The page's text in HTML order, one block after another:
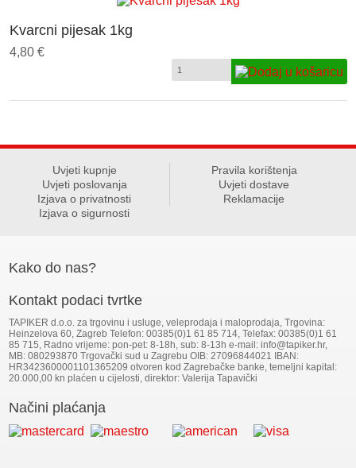
Kvarcni pijesak 1kg
4,80 €
Uvjeti kupnje
Pravila korištenja
Uvjeti poslovanja
Uvjeti dostave
Izjava o privatnosti
Reklamacije
Izjava o sigurnosti
Kako do nas?
Kontakt podaci tvrtke
TAPIKER d.o.o. za trgovinu i usluge, veleprodaja i maloprodaja, Trgovina:
Heinzelova 60, Zagreb Telefon: 00385(0)1 61 85 714, Telefax: 00385(0)1 61
85 715, Radno vrijeme: pon-pet: 8-18h, sub: 8-13h e-mail: info@tapiker.hr,
MB: 080293870 Trgovački sud u Zagrebu OIB: 27096844021 IBAN:
HR3423600001101365209 otvoren kod Zagrebačke banke, temeljni kapital:
20.000,00 kn plaćen u cijelosti, direktor: Valerija Tapavički
Načini plaćanja